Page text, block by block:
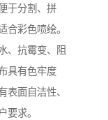
于分割、拼
合彩色喷绘。
、抗霉变、阻
具有色牢度
表面自洁性、
要求。